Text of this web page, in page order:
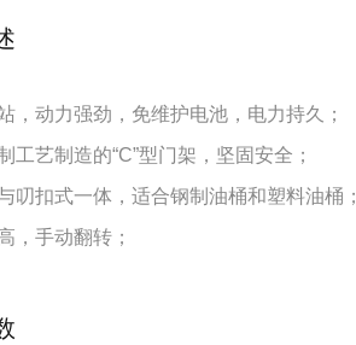
，动力强劲，免维护电池，电力持久；
工艺制造的“C”型门架，坚固安全；
叨扣式一体，适合钢制油桶和塑料油桶；
，手动翻转；